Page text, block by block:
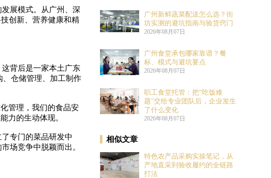
展模式。从广州、深
创新、营养健康和精
背后是一家本土广东
、仓储管理、加工制作
管理，我们的食品安
力的生动体现。
专门的菜品研发中
场竞争中脱颖而出。
广州新鲜蔬菜配送怎么选？街
坊实测的避坑指南与验货窍门
2026年08月07日
广州食堂承包哪家靠谱？餐
标、模式与避坑要点
2026年08月07日
职工食堂托管：把“吃饭难
题”交给专业团队后，企业发生
了什么变化
2026年08月07日
相似文章
特色农产品采购实操笔记，从
产地直采到验收履约的全链路
打法